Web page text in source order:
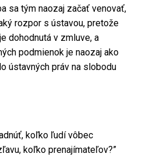
sa tým naozaj začať venovať,
rozpor s ústavou, pretože
dohodnutá v zmluve, a
podmienok je naozaj ako
ústavných práv na slobodu
koľko ľudí vôbec
koľko prenajímateľov?”